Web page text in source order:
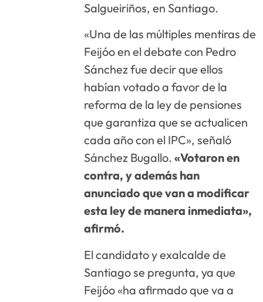
Salgueiriños, en Santiago.
«Una de las múltiples mentiras de
Feijóo en el debate con Pedro
Sánchez fue decir que ellos
habían votado a favor de la
reforma de la ley de pensiones
que garantiza que se actualicen
cada año con el IPC», señaló
Sánchez Bugallo. «Votaron en
contra, y además han
anunciado que van a modificar
esta ley de manera inmediata»,
afirmó.
El candidato y exalcalde de
Santiago se pregunta, ya que
Feijóo «ha afirmado que va a